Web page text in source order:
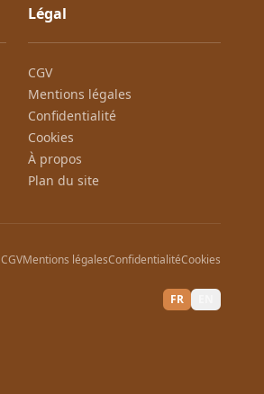
Légal
CGV
Mentions légales
Confidentialité
Cookies
À propos
Plan du site
CGVMentions légalesConfidentialitéCookies
FR